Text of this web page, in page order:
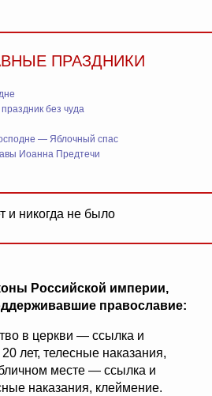
ПРАЗДНИКИ
без чуда
— Яблочный спас
Иоанна Предтечи
и никогда не было
Российской империи,
православие:
в церкви — ссылка и
лет, телесные наказания,
месте — ссылка и
наказания, клеймение.